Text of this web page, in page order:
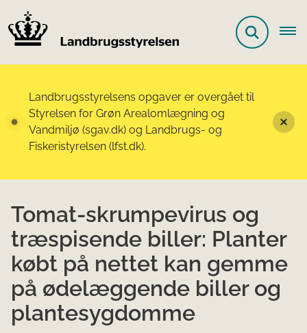
Landbrugsstyrelsens opgaver er overgået til
Styrelsen for Grøn Arealomlægning og
Vandmiljø (sgav.dk) og Landbrugs- og
Fiskeristyrelsen (lfst.dk).
Tomat-skrumpevirus og
træspisende biller: Planter
købt på nettet kan gemme
på ødelæggende biller og
plantesygdomme